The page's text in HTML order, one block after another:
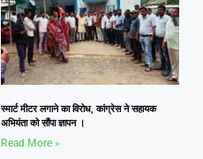
स्मार्ट मीटर लगाने का विरोध, कांग्रेस ने सहायक
अभियंता को सौंपा ज्ञापन ।
Read More »